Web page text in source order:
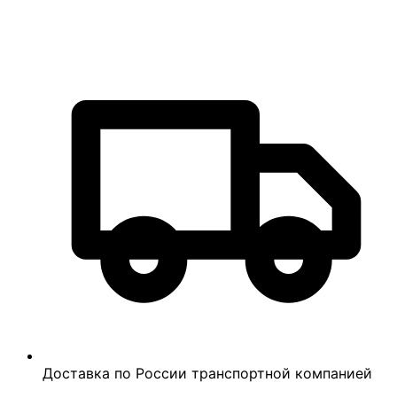
Доставка по России транспортной компанией